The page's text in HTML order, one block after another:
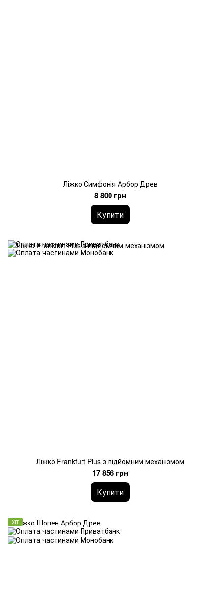
Ліжко Симфонія Арбор Древ
8 800 грн
Купити
Ліжко Frankfurt Plus з підйомним механізмом
17 856 грн
Купити
ХІТ